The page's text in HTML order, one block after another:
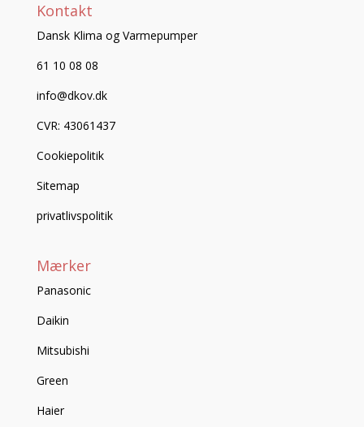
Kontakt
Dansk Klima og Varmepumper
61 10 08 08
info@dkov.dk
CVR: 43061437
Cookiepolitik
Sitemap
privatlivspolitik
Mærker
Panasonic
Daikin
Mitsubishi
Green
Haier